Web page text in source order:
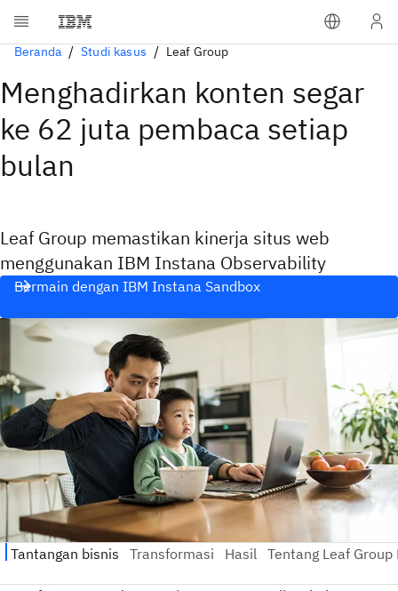
Beranda Studi kasus Leaf Group
Menghadirkan konten segar
ke 62 juta pembaca setiap
bulan
Leaf Group memastikan kinerja situs web
menggunakan IBM Instana Observability
Bermain dengan IBM Instana Sandbox